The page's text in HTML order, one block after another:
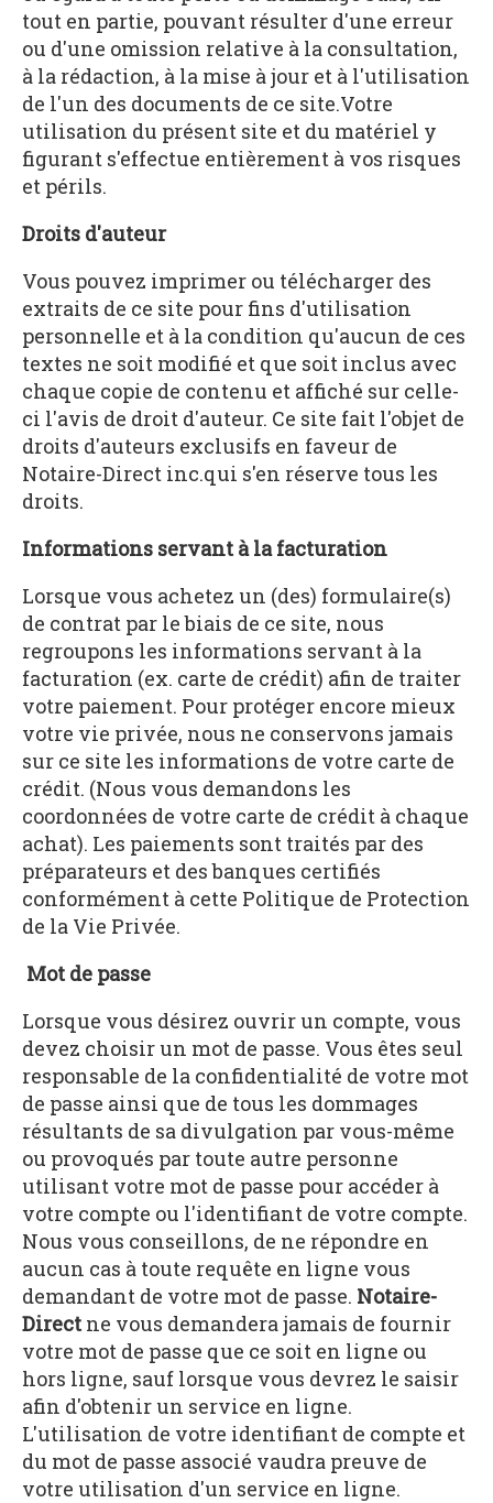
tout en partie, pouvant résulter d'une erreur
ou d'une omission relative à la consultation,
à la rédaction, à la mise à jour et à l'utilisation
de l'un des documents de ce site.Votre
utilisation du présent site et du matériel y
figurant s'effectue entièrement à vos risques
et périls.
Droits d'auteur
Vous pouvez imprimer ou télécharger des
extraits de ce site pour fins d'utilisation
personnelle et à la condition qu'aucun de ces
textes ne soit modifié et que soit inclus avec
chaque copie de contenu et affiché sur celle-
ci l'avis de droit d'auteur. Ce site fait l'objet de
droits d'auteurs exclusifs en faveur de
Notaire-Direct inc.qui s'en réserve tous les
droits.
Informations servant à la facturation
Lorsque vous achetez un (des) formulaire(s)
de contrat par le biais de ce site, nous
regroupons les informations servant à la
facturation (ex. carte de crédit) afin de traiter
votre paiement. Pour protéger encore mieux
votre vie privée, nous ne conservons jamais
sur ce site les informations de votre carte de
crédit. (Nous vous demandons les
coordonnées de votre carte de crédit à chaque
achat). Les paiements sont traités par des
préparateurs et des banques certifiés
conformément à cette Politique de Protection
de la Vie Privée.
Mot de passe
Lorsque vous désirez ouvrir un compte, vous
devez choisir un mot de passe. Vous êtes seul
responsable de la confidentialité de votre mot
de passe ainsi que de tous les dommages
résultants de sa divulgation par vous-même
ou provoqués par toute autre personne
utilisant votre mot de passe pour accéder à
votre compte ou l'identifiant de votre compte.
Nous vous conseillons, de ne répondre en
aucun cas à toute requête en ligne vous
demandant de votre mot de passe. Notaire-
Directne vous demandera jamais de fournir
votre mot de passe que ce soit en ligne ou
hors ligne, sauf lorsque vous devrez le saisir
afin d'obtenir un service en ligne.
L'utilisation de votre identifiant de compte et
du mot de passe associé vaudra preuve de
votre utilisation d'un service en ligne.